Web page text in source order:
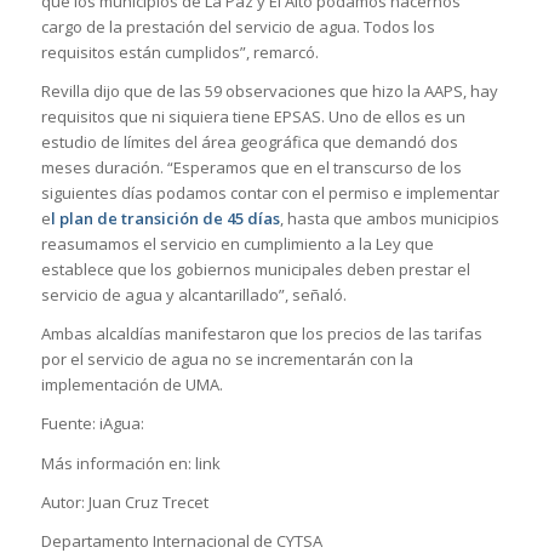
cargo de la prestación del servicio de agua. Todos los
requisitos están cumplidos”, remarcó.
Revilla dijo que de las 59 observaciones que hizo la AAPS, hay
requisitos que ni siquiera tiene EPSAS. Uno de ellos es un
estudio de límites del área geográfica que demandó dos
meses duración. “Esperamos que en el transcurso de los
siguientes días podamos contar con el permiso e implementar
el plan de transición de 45 días, hasta que ambos municipios
reasumamos el servicio en cumplimiento a la Ley que
establece que los gobiernos municipales deben prestar el
servicio de agua y alcantarillado”, señaló.
Ambas alcaldías manifestaron que los precios de las tarifas
por el servicio de agua no se incrementarán con la
implementación de UMA.
Fuente: iAgua:
Más información en: link
Autor: Juan Cruz Trecet
Departamento Internacional de CYTSA